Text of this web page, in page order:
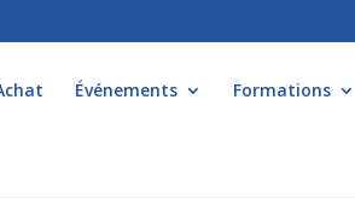
Événements Formations